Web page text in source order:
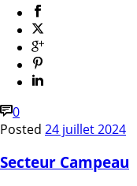
0
Posted 24 juillet 2024
Secteur Campeau